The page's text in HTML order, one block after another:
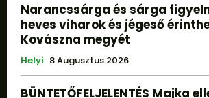
Narancssárga és sárga
heves viharok és jégeső
Kovászna megyét
Helyi 8 Augusztus 2026
BÜNTETŐFELJELENTÉS Majka